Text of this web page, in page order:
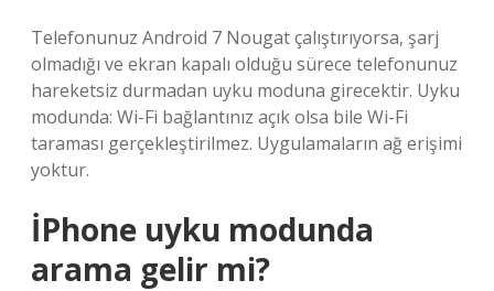
Telefonunuz Android 7 Nougat çalıştırıyorsa, şarj
olmadığı ve ekran kapalı olduğu sürece telefonunuz
hareketsiz durmadan uyku moduna girecektir. Uyku
modunda: Wi‍-Fi bağlantınız açık olsa bile Wi‍-Fi
taraması gerçekleştirilmez. Uygulamaların ağ erişimi
yoktur.
İPhone uyku modunda
arama gelir mi?